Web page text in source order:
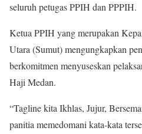
seluruh petugas PPIH dan PPPIH.
Ketua PPIH yang merupakan
Utara (Sumut) mengungkapkan
berkomitmen menyuseskan
Haji Medan.
“Tagline kita Ikhlas, Jujur,
panitia memedomani kata-kata